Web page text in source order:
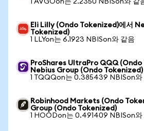
1 AVGOon는 2.2350 NBISon와 같
Eli Lilly (Ondo Tokenized)에서
Tokenized)
1 LLYon는 6.1923 NBISon와 같음
ProShares UltraPro QQQ (Ondo
Nebius Group (Ondo Tokenized)
1 TQQQon는 0.385439 NBISon와
Robinhood Markets (Ondo
Group (Ondo Tokenized)
1 HOODon는 0.491409 NBISon와